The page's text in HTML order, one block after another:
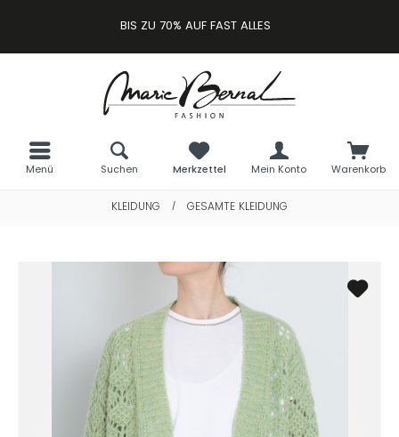
BIS ZU 70% AUF FAST ALLES
Menü Warenkorb
Merkzettel Mein Konto
Suchen
KLEIDUNG / GESAMTE KLEIDUNG